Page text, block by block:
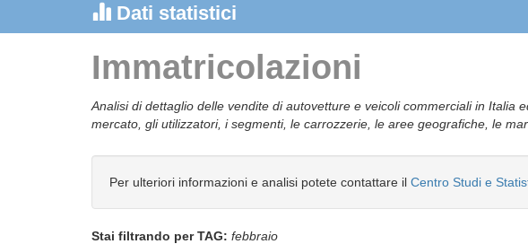
Dati statistici
Immatricolazioni
Analisi di dettaglio delle vendite di autovetture e veicoli commerciali in Italia
mercato, gli utilizzatori, i segmenti, le carrozzerie, le aree geografiche, le
Per ulteriori informazioni e analisi potete contattare il Centro Studi e
Stai filtrando per TAG: febbraio